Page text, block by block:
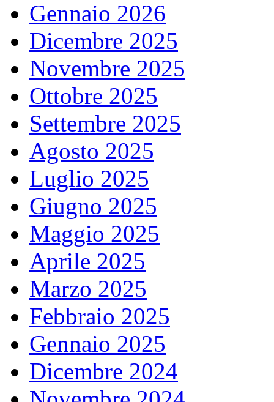
Gennaio 2026
Dicembre 2025
Novembre 2025
Ottobre 2025
Settembre 2025
Agosto 2025
Luglio 2025
Giugno 2025
Maggio 2025
Aprile 2025
Marzo 2025
Febbraio 2025
Gennaio 2025
Dicembre 2024